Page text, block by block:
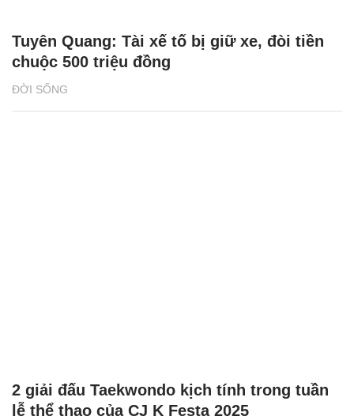
ĐỜI SỐNG
Tuyên Quang: Tài xế tố bị giữ xe, đòi tiền
chuộc 500 triệu đồng
2 giải đấu Taekwondo kịch tính trong tuần
lễ thể thao của CJ K Festa 2025